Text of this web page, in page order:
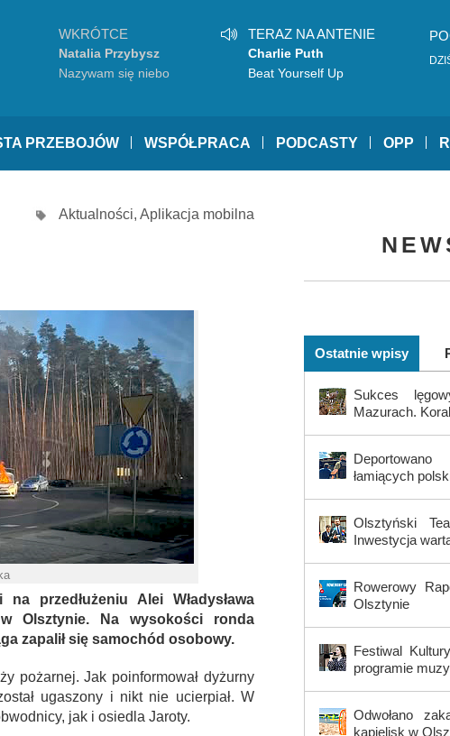
WKRÓTCE
Natalia Przybysz
Nazywam się niebo
TERAZ NA ANTENIE
Charlie Puth
Beat Yourself Up
PRZEBOJÓW WSPÓŁPRACA PODCASTY OPP
Aktualności, Aplikacja mobilna
przedłużeniu Alei Władysława
Olsztynie. Na wysokości ronda
zapalił się samochód osobowy.
pożarnej. Jak poinformował dyżurny
ugaszony i nikt nie ucierpiał. W
jak i osiedla Jaroty.
Ostatnie wpisy
Sukces
Mazurach.
łamiących
Olsztyński
Inwestycja
Rowerowy
Olsztynie
Festiwal
programie
Odwołano
kąpielisk w